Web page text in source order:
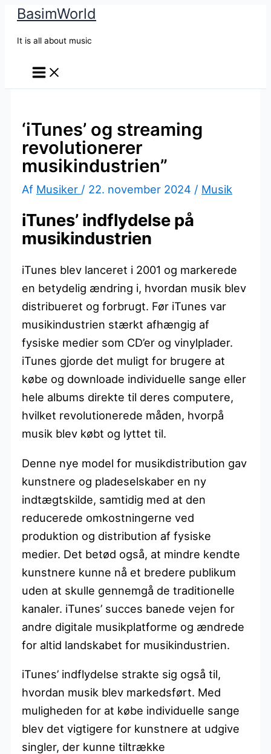
BasimWorld
It is all about music
‘iTunes’ og streaming
revolutionerer
musikindustrien”
Af Musiker / 22. november 2024 / Musik
iTunes’ indflydelse på
musikindustrien
iTunes blev lanceret i 2001 og markerede
en betydelig ændring i, hvordan musik blev
distribueret og forbrugt. Før iTunes var
musikindustrien stærkt afhængig af
fysiske medier som CD’er og vinylplader.
iTunes gjorde det muligt for brugere at
købe og downloade individuelle sange eller
hele albums direkte til deres computere,
hvilket revolutionerede måden, hvorpå
musik blev købt og lyttet til.
Denne nye model for musikdistribution gav
kunstnere og pladeselskaber en ny
indtægtskilde, samtidig med at den
reducerede omkostningerne ved
produktion og distribution af fysiske
medier. Det betød også, at mindre kendte
kunstnere kunne nå et bredere publikum
uden at skulle gennemgå de traditionelle
kanaler. iTunes’ succes banede vejen for
andre digitale musikplatforme og ændrede
for altid landskabet for musikindustrien.
iTunes’ indflydelse strakte sig også til,
hvordan musik blev markedsført. Med
muligheden for at købe individuelle sange
blev det vigtigere for kunstnere at udgive
singler, der kunne tiltrække